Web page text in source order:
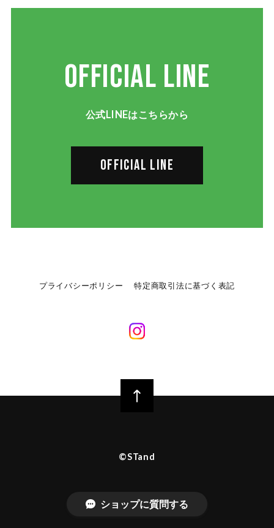
OFFICIAL LINE
公式LINEはこちらから
OFFICIAL LINE
プライバシーポリシー 特定商取引法に基づく表記
©︎STand
ショップに質問する